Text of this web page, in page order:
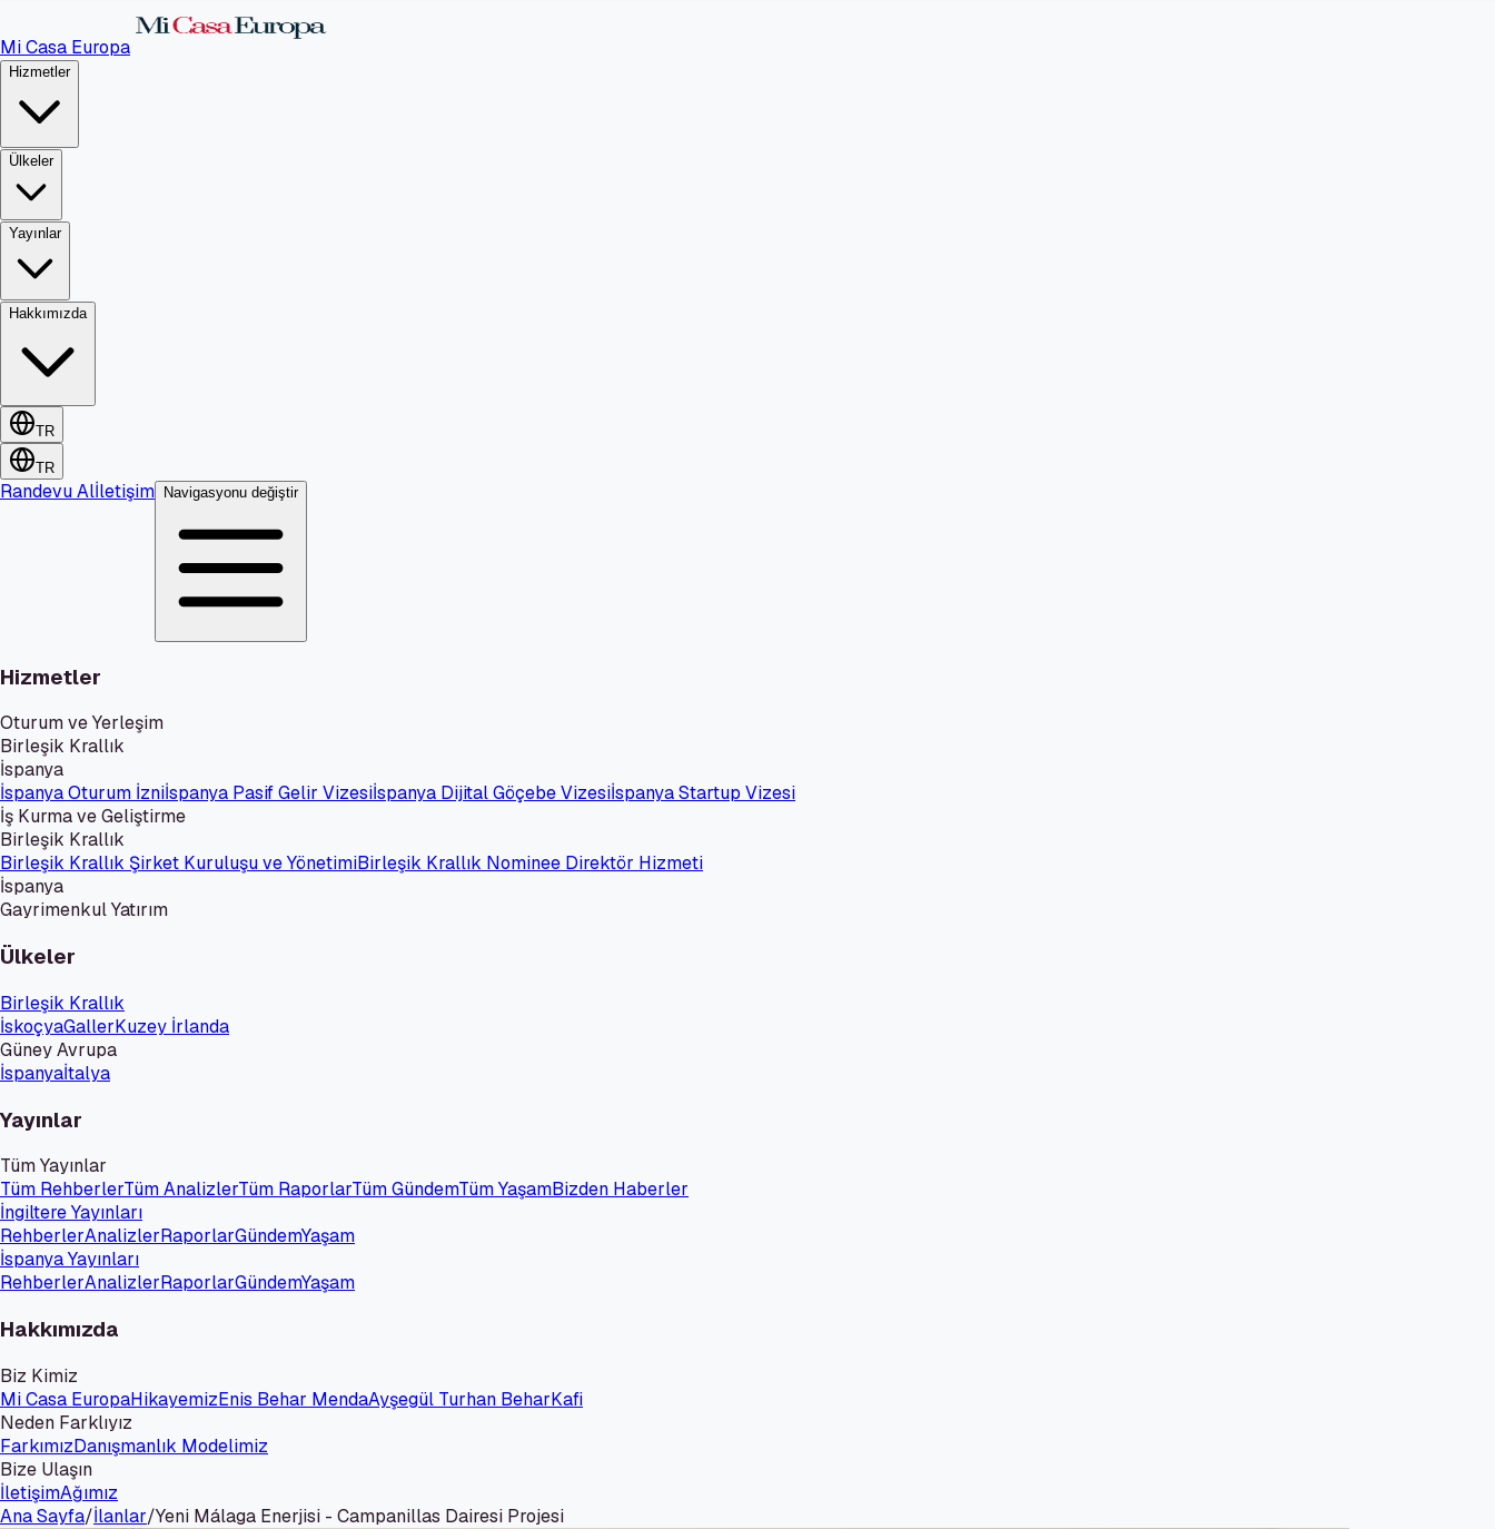
Mi Casa Europa
Hizmetler
Ülkeler
Yayınlar
Hakkımızda
TR
TR
Randevu Alİletişim Navigasyonu değiştir
Hizmetler
Oturum ve Yerleşim
Birleşik Krallık
İspanya
İspanya Oturum İzniİspanya Pasif Gelir Vizesiİspanya Dijital Göçebe Vizesiİspanya Startup Vizesi
İş Kurma ve Geliştirme
Birleşik Krallık
Birleşik Krallık Şirket Kuruluşu ve YönetimiBirleşik Krallık Nominee Direktör Hizmeti
İspanya
Gayrimenkul Yatırım
Ülkeler
Birleşik Krallık
İskoçyaGallerKuzey İrlanda
Güney Avrupa
İspanyaİtalya
Yayınlar
Tüm Yayınlar
Tüm RehberlerTüm AnalizlerTüm RaporlarTüm GündemTüm YaşamBizden Haberler
İngiltere Yayınları
RehberlerAnalizlerRaporlarGündemYaşam
İspanya Yayınları
RehberlerAnalizlerRaporlarGündemYaşam
Hakkımızda
Biz Kimiz
Mi Casa EuropaHikayemizEnis Behar MendaAyşegül Turhan BeharKafi
Neden Farklıyız
FarkımızDanışmanlık Modelimiz
Bize Ulaşın
İletişimAğımız
Ana Sayfa/İlanlar/Yeni Málaga Enerjisi - Campanillas Dairesi Projesi